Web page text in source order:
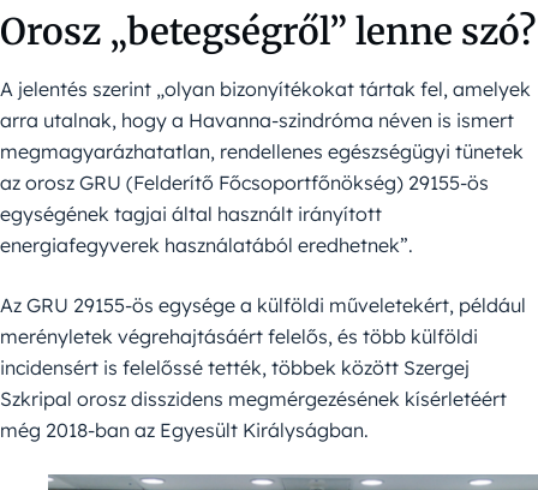
Orosz „betegségről” lenne szó?
A jelentés szerint „olyan bizonyítékokat tártak fel, amelyek
arra utalnak, hogy a Havanna-szindróma néven is ismert
megmagyarázhatatlan, rendellenes egészségügyi tünetek
az orosz GRU (Felderítő Főcsoportfőnökség) 29155-ös
egységének tagjai által használt irányított
energiafegyverek használatából eredhetnek”.
Az GRU 29155-ös egysége a külföldi műveletekért, például
merényletek végrehajtásáért felelős, és több külföldi
incidensért is felelőssé tették, többek között Szergej
Szkripal orosz disszidens megmérgezésének kísérletéért
még 2018-ban az Egyesült Királyságban.